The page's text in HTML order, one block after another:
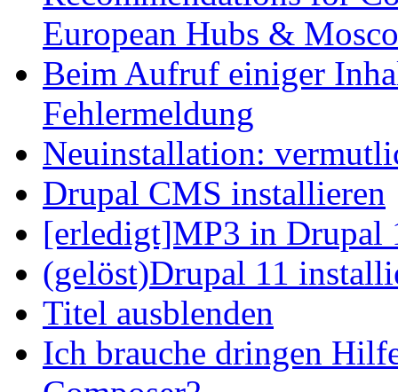
European Hubs &
Beim Aufruf einiger
Fehlermeldung
Neuinstallation:
Drupal CMS installieren
[erledigt]MP3 in Drupal
(gelöst)Drupal 11
Titel ausblenden
Ich brauche dringen